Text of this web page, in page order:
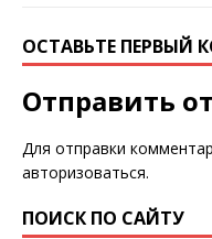
ОСТАВЬТЕ ПЕРВЫЙ
Отправить
Для отправки
авторизоваться.
ПОИСК ПО САЙТУ